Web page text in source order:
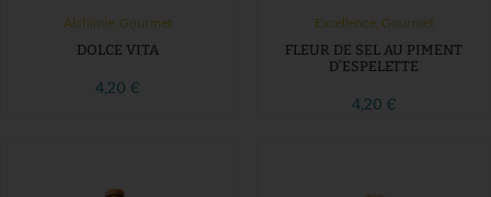
Alchimie, Gourmet
DOLCE VITA
4,20 €
Excellence, Gourmet
FLEUR DE SEL AU PIMENT
D’ESPELETTE
4,20 €